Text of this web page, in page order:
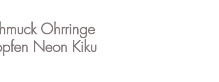
Ohrringe
Neon Kiku